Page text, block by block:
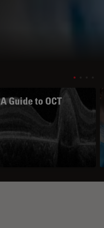
A Guide to OCT